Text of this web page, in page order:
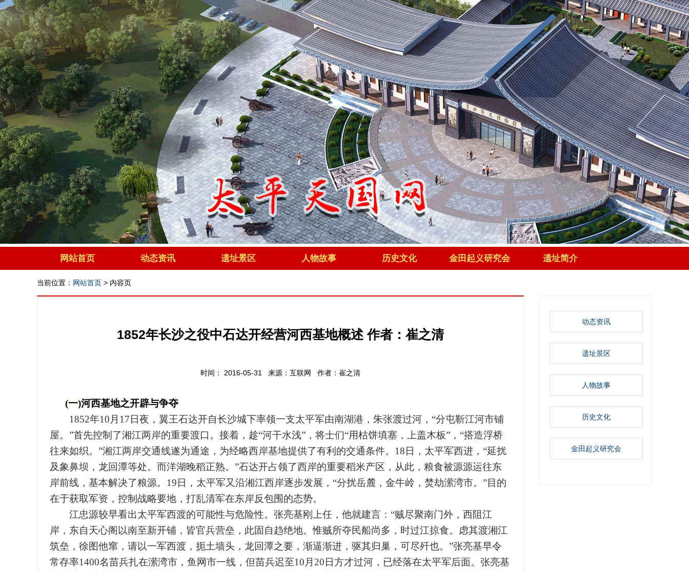
网站首页 动态资讯 遗址景区 人物故事 历史文化 金田起义研究会 遗址简介
当前位置： 网站首页 > 内容页
1852年长沙之役中石达开经营河西基地概述 作者：崔之清
时间： 2016-05-31 来源：互联网 作者：崔之清
(一)河西基地之开辟与争夺
1852年10月17日夜，翼王石达开自长沙城下率领一支太平军由南湖港，朱张渡过河，“分屯靳江河市铺
屋。”首先控制了湘江两岸的重要渡口。接着，趁“河干水浅”，将士们“用枯饼填塞，上盖木板”，“搭造浮桥
往来如织。”湘江两岸交通线遂为通途，为经略西岸基地提供了有利的交通条件。18日，太平军西进，“延扰
及象鼻坝，龙回潭等处。而洋湖晚稻正熟。”石达开占领了西岸的重要稻米产区，从此，粮食被源源运往东
岸前线，基本解决了粮源。19日，太平军又沿湘江西岸逐步发展，“分扰岳麓，金牛岭，焚劫潆湾市。”目的
在于获取军资，控制战略要地，打乱清军在东岸反包围的态势。
江忠源较早看出太平军西渡的可能性与危险性。张亮基刚上任，他就建言：“贼尽聚南门外，西阻江
岸，东自天心阁以南至新开铺，皆官兵营垒，此固自趋绝地。惟贼所夺民船尚多，时过江掠食。虑其渡湘江
筑垒，徐图他窜，请以一军西渡，扼土墙头，龙回潭之要，渐逼渐进，驱其归巢，可尽歼也。”张亮基早令
常存率1400名苗兵扎在潆湾市，鱼网市一线，但苗兵迟至10月20日方才过河，已经落在太平军后面。张亮基
动态资讯
遗址景区
人物故事
历史文化
金田起义研究会